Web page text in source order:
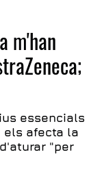
m'han
essencials
els afecta la
"per